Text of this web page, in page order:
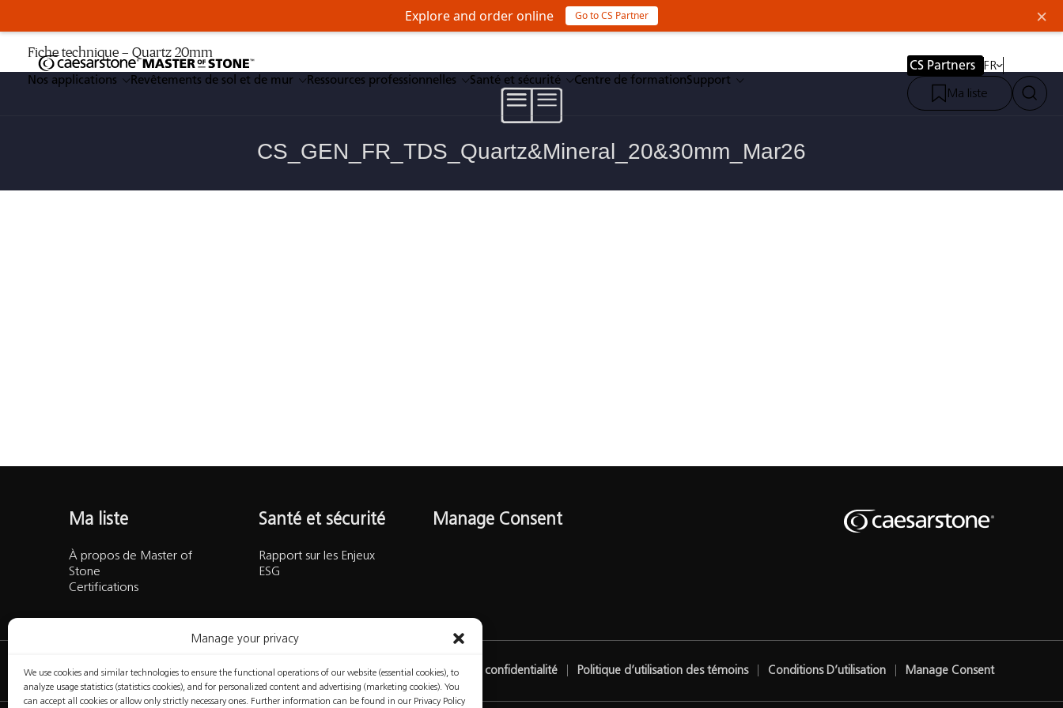
Manage your privacy
We use cookies and similar technologies to ensure the functional operations of our website (essential cookies), to
analyze usage statistics (statistics cookies), and for personalized content and advertising (marketing cookies). You
can accept all cookies or allow only strictly necessary ones. Further information can be found in our Privacy Policy
Nos applications Revêtements de sol et de mur Ressources professionnelles Santé et sécurité Centre de formationSupport
CS Partners FR
Ma liste
LanguageFrançais
Accesibility
Fiche technique – Quartz 20mm
Ma liste
À propos de Master of
Stone
Certifications
Santé et sécurité
Rapport sur les Enjeux
ESG
Manage Consent
Politique de confidentialité Politique d’utilisation des témoins Conditions D’utilisation Manage Consent
Explore and order online Go to CS Partner ×